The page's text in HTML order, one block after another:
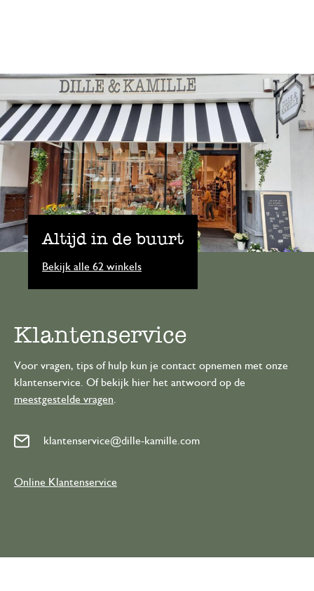
Altijd in de buurt
Bekijk alle 62 winkels
Klantenservice
Voor vragen, tips of hulp kun je contact opnemen met onze
klantenservice. Of bekijk hier het antwoord op de
meestgestelde vragen
klantenservice@dille-kamille.com
Online Klantenservice